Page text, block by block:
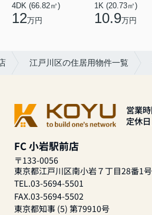
4DK (66.82㎡)
12万円
1K (20.73㎡)
10.9万円
江戸川区の住居用物件一覧
営業
定休
FC 小岩駅前店
〒133-0056
東京都江戸川区南小岩７丁目28番1号
TEL.03-5694-5501
FAX.03-5694-5502
東京都知事 (5) 第79910号